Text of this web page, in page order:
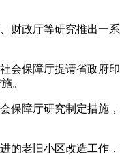
政厅等研究推出一
保障厅提请省政府
。
障厅研究制定措施
老旧小区改造工作